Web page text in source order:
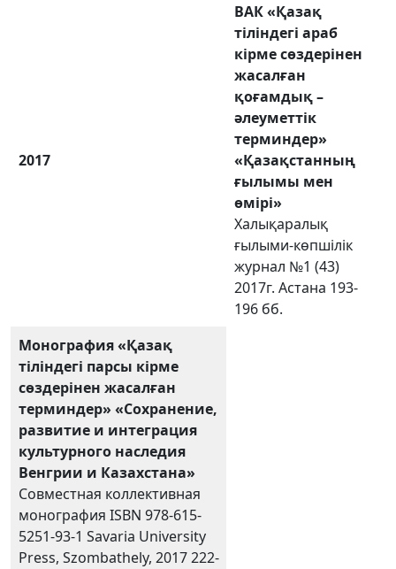
2017
ВАК«Қазақ
тіліндегі араб
кірме сөздерінен
жасалған
қоғамдық –
әлеуметтік
терминдер»
«Қазақстанның
ғылымы мен
өмірі»
Халықаралық
ғылыми-көпшілік
журнал №1 (43)
2017г. Астана 193-
196 бб.
Монография«Қазақ
тіліндегі парсы кірме
сөздерінен жасалған
терминдер» «Сохранение,
развитие и интеграция
культурного наследия
Венгрии и Казахстана»
Совместная коллективная
монография ISBN 978-615-
5251-93-1 Savaria University
Press, Szombathely, 2017 222-